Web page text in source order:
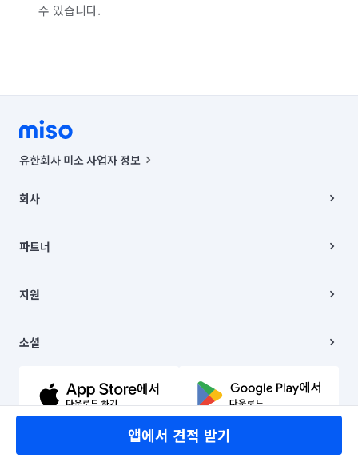
수 있습니다.
앱에서 견적 받기
유한회사 미소 사업자 정보
00019 |
주소 | 본사: 서울특별시 종로구 율곡로 6(중학동, 트윈트리빌딩) B동 5층
컨택센터 : 서울특별시 종로구 수송동 율곡로 24, 7층, 8층 미소
상품, 상품정보, 거래에 관한 의무와 책임은 거래당사자에게 있습니다.
언론 보도 관련 문의:
© 유한회사 미소. Miso, Inc. All Rights Reserved.
회사
채용
파트너
이사
지원
이용약관
문의하기
소셜
유튜브